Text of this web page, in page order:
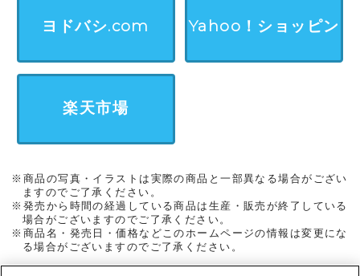
ヨドバシ.com Yahoo！ショッピン
楽天市場
※商品の写真・イラストは実際の商品と一部異なる場合がござい
ますのでご了承ください。
※発売から時間の経過している商品は生産・販売が終了している
場合がございますのでご了承ください。
※商品名・発売日・価格などこのホームページの情報は変更にな
る場合がございますのでご了承ください。